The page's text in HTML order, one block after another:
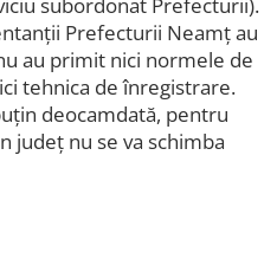
Prefecturii Neamț au
au primit nici normele de
tehnica de înregistrare.
deocamdată, pentru
județ nu se va schimba